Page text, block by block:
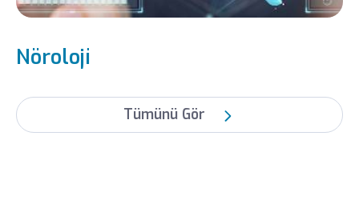
Nöroloji
Tümünü Gör